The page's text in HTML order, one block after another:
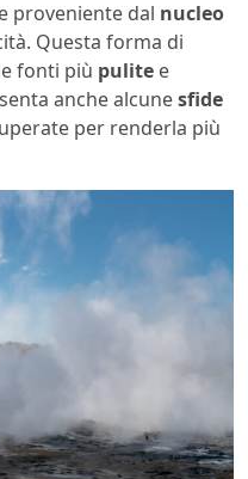
proveniente dal nucleo
Questa forma di
fonti più pulite e
anche alcunesfide
per renderla più